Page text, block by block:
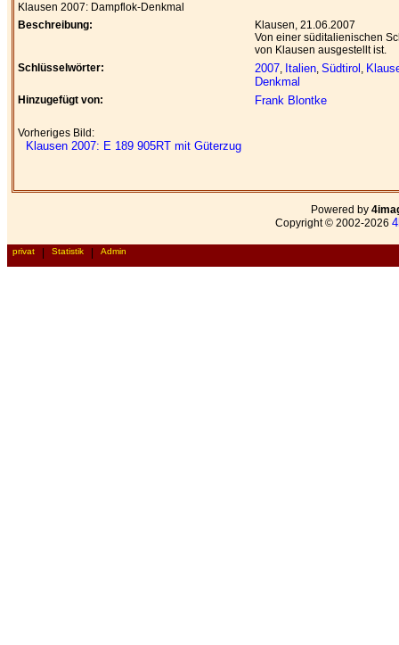
Klausen 2007: Dampflok-Denkmal
Beschreibung:
Klausen, 21.06.2007
Von einer süditalienischen
von Klausen ausgestellt ist.
Schlüsselwörter:
2007, Italien, Südtirol ,
Denkmal
Hinzugefügt von: Frank Blontke
Vorheriges Bild:
Klausen 2007: E 189 905RT mit Güterzug
Powered by
Copyright © 2002-2026
privat Statistik Admin